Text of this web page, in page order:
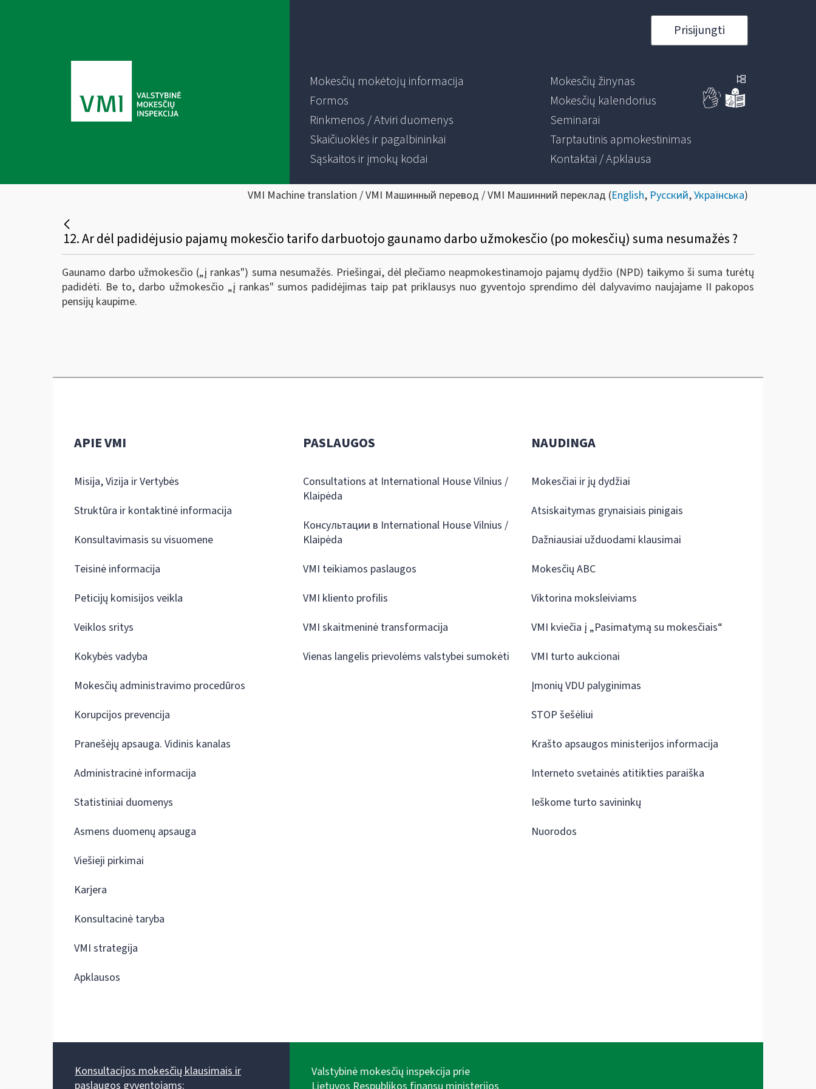
Prisijungti
Mokesčių mokėtojų informacija
Formos
Rinkmenos / Atviri duomenys
Skaičiuoklės ir pagalbininkai
Sąskaitos ir įmokų kodai
Mokesčių žinynas
Mokesčių kalendorius
Seminarai
Tarptautinis apmokestinimas
Kontaktai / Apklausa
VMI Machine translation / VMI Машинный перевод / VMI Машинний переклад (English, Русский,Українська)
12. Ar dėl padidėjusio pajamų mokesčio tarifo darbuotojo gaunamo darbo užmokesčio (po mokesčių) suma nesumažės ?
Gaunamo darbo užmokesčio („į rankas") suma nesumažės. Priešingai, dėl plečiamo neapmokestinamojo pajamų dydžio (NPD) taikymo ši suma turėtų
padidėti. Be to, darbo užmokesčio „į rankas" sumos padidėjimas taip pat priklausys nuo gyventojo sprendimo dėl dalyvavimo naujajame II pakopos
pensijų kaupime.
APIE VMI
Misija, Vizija ir Vertybės
Struktūra ir kontaktinė informacija
Konsultavimasis su visuomene
Teisinė informacija
Peticijų komisijos veikla
Veiklos sritys
Kokybės vadyba
Mokesčių administravimo procedūros
Korupcijos prevencija
Pranešėjų apsauga. Vidinis kanalas
Administracinė informacija
Statistiniai duomenys
Asmens duomenų apsauga
Viešieji pirkimai
Karjera
Konsultacinė taryba
VMI strategija
Apklausos
PASLAUGOS
Consultations at International House Vilnius /
Klaipėda
Консультации в International House Vilnius /
Klaipėda
VMI teikiamos paslaugos
VMI kliento profilis
VMI skaitmeninė transformacija
Vienas langelis prievolėms valstybei sumokėti
NAUDINGA
Mokesčiai ir jų dydžiai
Atsiskaitymas grynaisiais pinigais
Dažniausiai užduodami klausimai
Mokesčių ABC
Viktorina moksleiviams
VMI kviečia į „Pasimatymą su mokesčiais“
VMI turto aukcionai
Įmonių VDU palyginimas
STOP šešėliui
Krašto apsaugos ministerijos informacija
Interneto svetainės atitikties paraiška
Ieškome turto savininkų
Nuorodos
Konsultacijos mokesčių klausimais ir
paslaugos gyventojams:
Valstybinė mokesčių inspekcija prie